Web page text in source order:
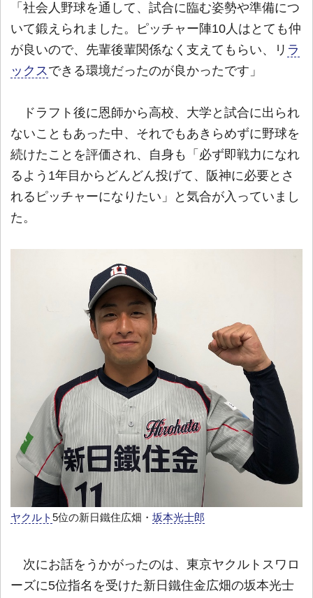
「社会人野球を通して、試合に臨む姿勢や準備につ
いて鍛えられました。ピッチャー陣10人はとても仲
が良いので、先輩後輩関係なく支えてもらい、リ ラ
ックスできる環境だったのが良かったです」
ドラフト後に恩師から高校、大学と試合に出られ
ないこともあった中、それでもあきらめずに野球を
続けたことを評価され、自身も「必ず即戦力になれ
るよう1年目からどんどん投げて、阪神に必要とさ
れるピッチャーになりたい」と気合が入っていまし
た。
ヤクルト5位の新日鐵住広畑・ 坂本光士郎
次にお話をうかがったのは、東京ヤクルトスワロ
ーズに5位指名を受けた新日鐵住金広畑の坂本光士